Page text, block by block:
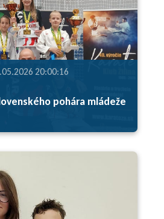
20:00:16
pohára mládeže